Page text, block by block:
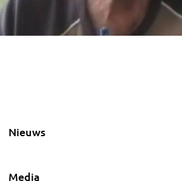
Nieuws
Media